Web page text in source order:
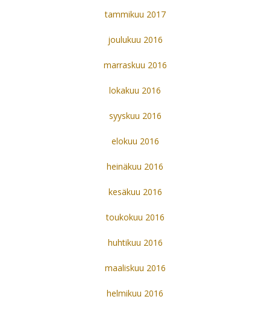
tammikuu 2017
joulukuu 2016
marraskuu 2016
lokakuu 2016
syyskuu 2016
elokuu 2016
heinäkuu 2016
kesäkuu 2016
toukokuu 2016
huhtikuu 2016
maaliskuu 2016
helmikuu 2016